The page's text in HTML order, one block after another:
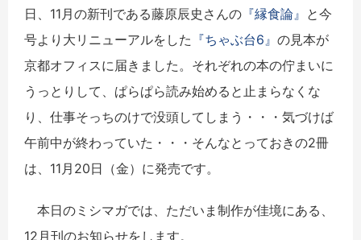
日、11月の新刊である藤原辰史さんの 『縁食論』 と今
号より大リニューアルをした 『ちゃぶ台6』 の見本が
京都オフィスに届きました。それぞれの本の佇まいに
うっとりして、ぱらぱら読み始めると止まらなくな
り、仕事そっちのけで没頭してしまう・・・気づけば
午前中が終わっていた・・・そんなとっておきの2冊
は、11月20日（金）に発売です。
本日のミシマガでは、ただいま制作が佳境にある、
12月刊のお知らせをします。